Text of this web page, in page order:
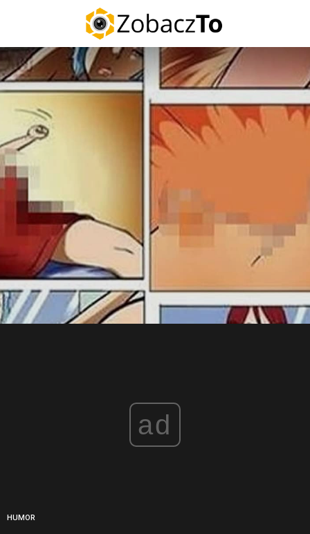
ad
HUMOR